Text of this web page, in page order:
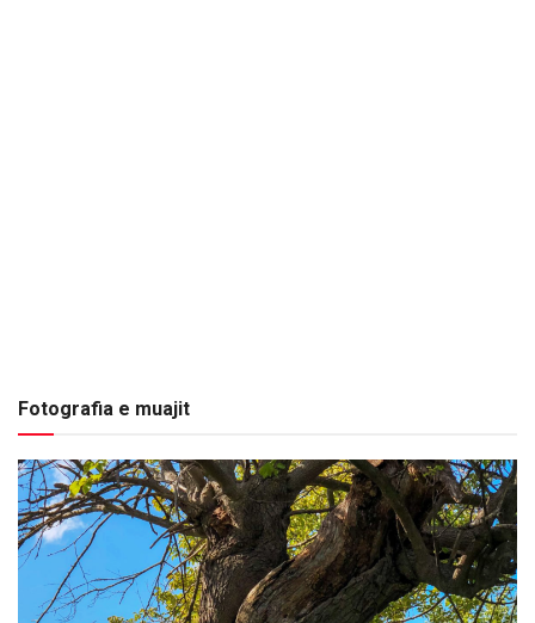
Fotografia e muajit